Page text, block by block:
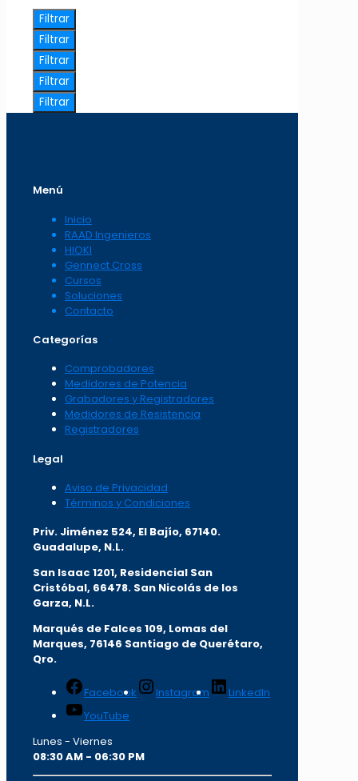
Filtrar
Filtrar
Filtrar
Filtrar
Filtrar
Menú
Inicio
RAAD Ingenieros
HIOKI
Gennect Cross
Cursos
Soluciones
Contacto
Categorías
Comprobadores
Medidores de Potencia
Grabadores y Registradores
Medidores de Resistencia
Registradores
Legal
Aviso de Privacidad
Términos y Condiciones
Priv. Jiménez 524, El Bajío, 67140.
Guadalupe, N.L.
San Isaac 1201, Residencial San
Cristóbal, 66478. San Nicolás de los
Garza, N.L.
Marqués de Falces 109, Lomas del
Marques, 76146 Santiago de Querétaro,
Qro.
Facebook Instagram
LinkedIn
YouTube
Lunes - Viernes
08:30 AM - 06:30 PM